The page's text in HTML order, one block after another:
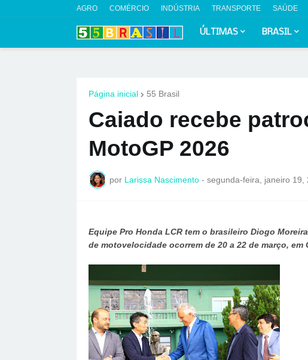
AGRO COMÉRCIO INDÚSTRIA TRANSPORTE SAÚDE
ÚLTIMAS BRASIL
Página inicial 55 Brasil
Caiado recebe
MotoGP 2026
por Larissa Nascimento - segunda-feira, janeiro 19,
Equipe Pro Honda LCR tem o brasileiro Diogo
de motovelocidade ocorrem de 20 a 22 de março, em